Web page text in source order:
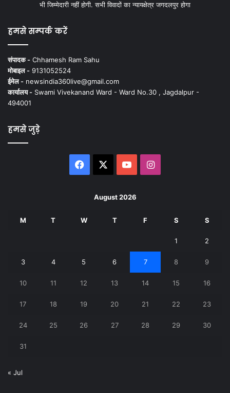
भी जिम्मेदारी नहीं होगी. सभी विवादों का न्यायक्षेत्र जगदलपुर होगा
हमसे सम्पर्क करें
संपादक - Chhamesh Ram Sahu
मोबाइल - 9131052524
ईमेल - newsindia360live@gmail.com
कार्यालय - Swami Vivekanand Ward - Ward No.30 , Jagdalpur -
494001
हमसे जुड़े
Facebook YouTubeInstagram
August 2026
M T W T F S S
1 2
3 4 5 6 7 8 9
10 11 12 13 14 15 16
17 18 19 20 21 22 23
24 25 26 27 28 29 30
31
« Jul